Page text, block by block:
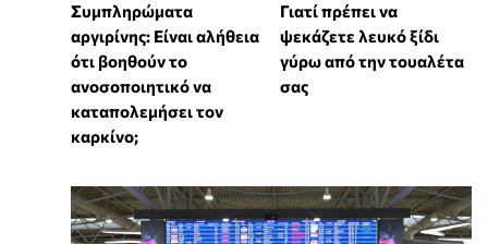
⁠Συμπληρώματα
αργιρίνης: Είναι αλήθεια
ότι βοηθούν το
ανοσοποιητικό να
καταπολεμήσει τον
καρκίνο;
Γιατί πρέπει να
ψεκάζετε λευκό ξίδι
γύρω από την τουαλέτα
σας